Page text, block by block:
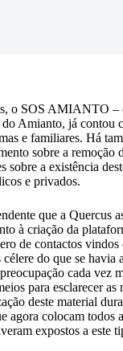
o SOS AMIANTO –
Amianto, já contou
e familiares. Há
sobre a remoção
sobre a existência
e privados.
que a Quercus
à criação da
de contactos vindos
do que se havia
cada vez
para esclarecer as
deste material
agora colocam todos
expostos a este